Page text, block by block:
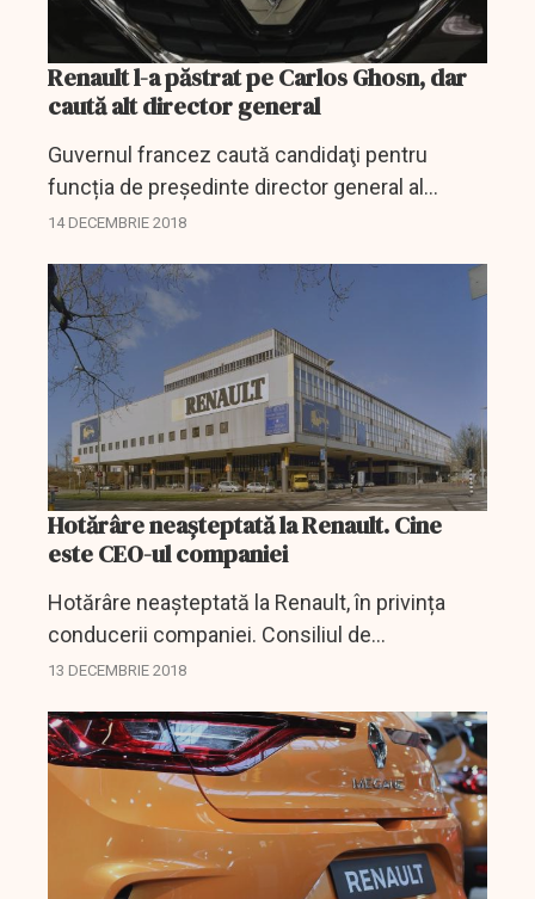
Renault l-a păstrat pe Carlos Ghosn, dar
caută alt director general
Guvernul francez caută candidaţi pentru
funcția de președinte director general al
Renault, în locul lui Carlos Ghosn, arestat în
declare...
14 DECEMBRIE 2018
Hotărâre neașteptată la Renault. Cine
este CEO-ul companiei
Hotărâre neașteptată la Renault, în privința
conducerii companiei. Consiliul de
administraţie al Renault l-a menţinut joi pe
raport preliminar...
13 DECEMBRIE 2018